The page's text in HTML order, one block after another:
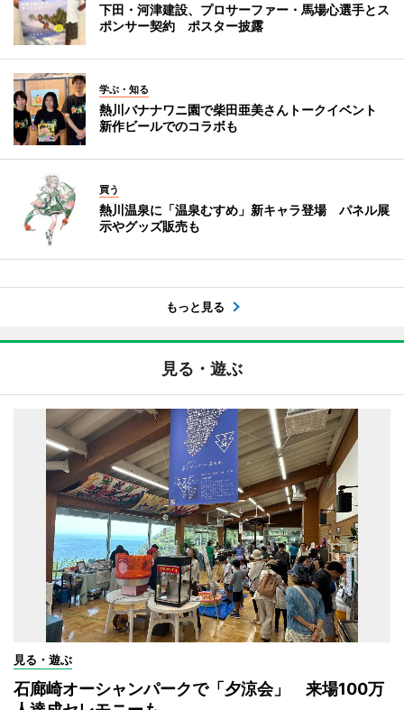
下田・河津建設、プロサーファー・馬場心選手とス
ポンサー契約 ポスター披露
学ぶ・知る
熱川バナナワニ園で柴田亜美さんトークイベント
新作ビールでのコラボも
買う
熱川温泉に「温泉むすめ」新キャラ登場 パネル展
示やグッズ販売も
もっと見る
見る・遊ぶ
見る・遊ぶ
石廊崎オーシャンパークで「夕涼会」 来場100万